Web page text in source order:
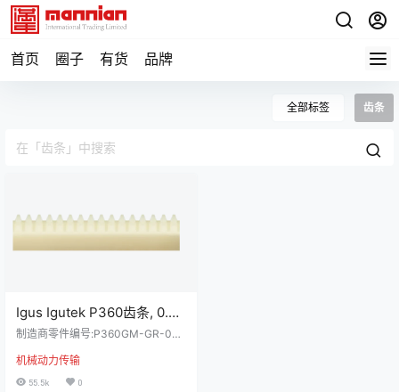
首页 圈子 有货 品牌
全部标签 齿条
Igus Igutek P360齿条, 0.5
模, 16齿, 总长250mm, 面宽
00-250-040-045
制造商零件编号:P360GM-GR-050
详细资料 Igus 齿轮机架具有良好的
原理规格,可用于将旋转运动转换为
机械动力传输
55.5k 0